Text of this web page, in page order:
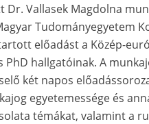
Dr. Vallasek Magdolna
Tudományegyetem
előadást a Közép-
PhD hallgatóinak. A
két napos
egyetemessége és
témákat, valamint a